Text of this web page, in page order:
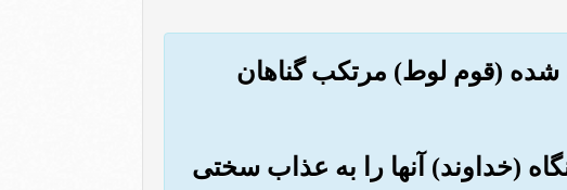
شده (قوم لوط) مرتکب گناهان
(خداوند) آنها را به عذاب سختی